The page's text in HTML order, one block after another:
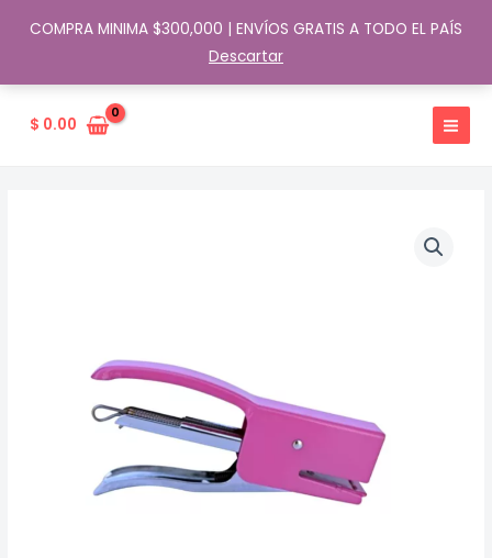
COMPRA MINIMA $300,000 | ENVÍOS GRATIS A TODO EL PAÍS
Descartar
$ 0.00